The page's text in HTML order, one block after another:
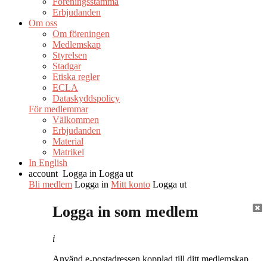
Erbjudanden
Om oss
Om föreningen
Medlemskap
Styrelsen
Stadgar
Etiska regler
ECLA
Dataskyddspolicy
För medlemmar
Välkommen
Erbjudanden
Material
Matrikel
In English
account Logga in Logga ut
Bli medlem Logga in Mitt konto Logga ut
Logga in som medlem
i